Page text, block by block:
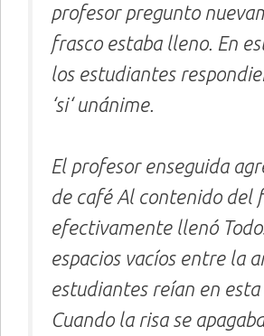
profesor pregunto
frasco estaba lleno. En
los estudiantes
‘si‘ unánime.
El profesor enseguida
de café Al contenido del
efectivamente llenó
espacios vacíos entre la
estudiantes reían en esta
Cuando la risa se